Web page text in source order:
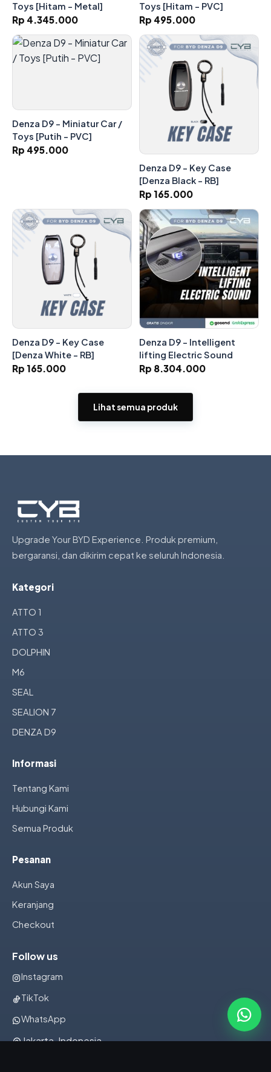
Toys [Hitam - Metal]
Rp 4.345.000
Toys [Hitam - PVC]
Rp 495.000
Denza D9 - Miniatur Car /
Toys [Putih - PVC]
Rp 495.000
Denza D9 - Key Case
[Denza Black - RB]
Rp 165.000
Denza D9 - Key Case
[Denza White - RB]
Rp 165.000
Denza D9 - Intelligent
lifting Electric Sound
Rp 8.304.000
Lihat semua produk
Upgrade Your BYD Experience. Produk premium,
bergaransi, dan dikirim cepat ke seluruh Indonesia.
Kategori
ATTO 1
ATTO 3
DOLPHIN
M6
SEAL
SEALION 7
DENZA D9
Informasi
Tentang Kami
Hubungi Kami
Semua Produk
Pesanan
Akun Saya
Keranjang
Checkout
Follow us
Instagram
TikTok
WhatsApp
Jakarta, Indonesia